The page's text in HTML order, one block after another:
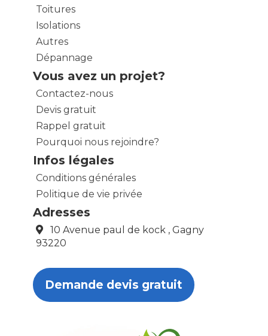
Toitures
Isolations
Autres
Dépannage
Vous avez un projet?
Contactez-nous
Devis gratuit
Rappel gratuit
Pourquoi nous rejoindre?
Infos légales
Conditions générales
Politique de vie privée
Adresses
10 Avenue paul de kock , Gagny
93220
Demande devis gratuit